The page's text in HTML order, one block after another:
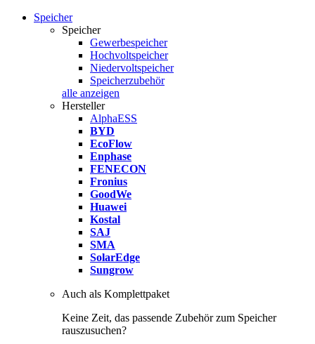
Speicher
Speicher
Gewerbespeicher
Hochvoltspeicher
Niedervoltspeicher
Speicherzubehör
alle anzeigen
Hersteller
AlphaESS
BYD
EcoFlow
Enphase
FENECON
Fronius
GoodWe
Huawei
Kostal
SAJ
SMA
SolarEdge
Sungrow
Auch als Komplettpaket
Keine Zeit, das passende Zubehör zum Speicher
rauszusuchen?